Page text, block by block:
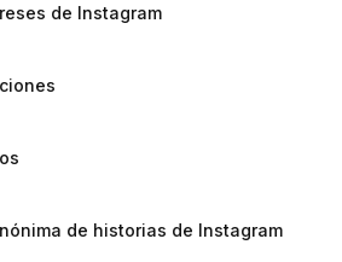
de Instagram
de historias de Instagram